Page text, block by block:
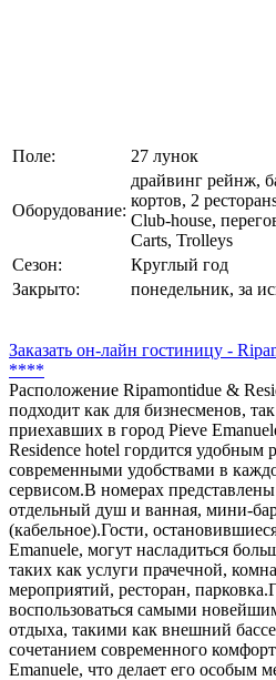
Поле: 27 лунок
Оборудование:
драйвинг рейнж,
кортов, 2
Club-house,
Carts, Trolleys
Сезон:
Круглый год
Закрыто:
понедельник, за
Заказать он-лайн гостиницу -
****
Расположение Ripamontidue &
подходит как для бизнесменов,
приехавших в город Pieve
Residence hotel гордится удобным
современными удобствами в
сервисом.В номерах
отдельный душ и ванная, мини-
(кабельное).Гости,
Emanuele, могут насладиться
таких как услуги прачечной,
мероприятий, ресторан,
воспользоваться самыми
отдыха, такими как внешний
сочетанием современного
Emanuele, что делает его особым